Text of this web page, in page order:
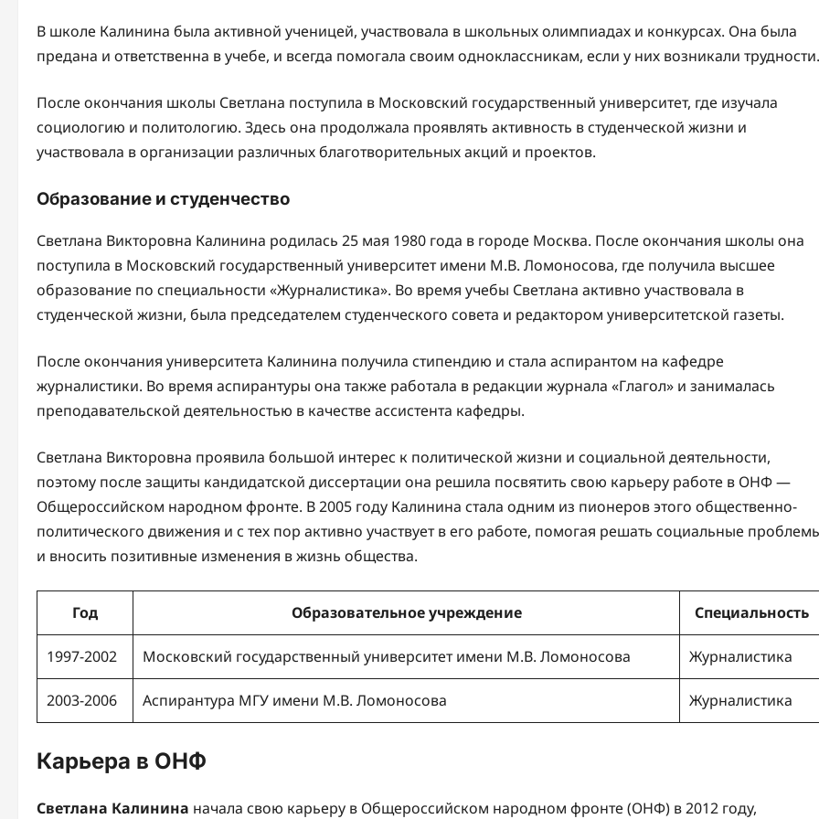
В школе Калинина была активной ученицей, участвовала в школьных олимпиадах и конкурсах. Она была
предана и ответственна в учебе, и всегда помогала своим одноклассникам, если у них возникали трудности.
После окончания школы Светлана поступила в Московский государственный университет, где изучала
социологию и политологию. Здесь она продолжала проявлять активность в студенческой жизни и
участвовала в организации различных благотворительных акций и проектов.
Образование и студенчество
Светлана Викторовна Калинина родилась 25 мая 1980 года в городе Москва. После окончания школы она
поступила в Московский государственный университет имени М.В. Ломоносова, где получила высшее
образование по специальности «Журналистика». Во время учебы Светлана активно участвовала в
студенческой жизни, была председателем студенческого совета и редактором университетской газеты.
После окончания университета Калинина получила стипендию и стала аспирантом на кафедре
журналистики. Во время аспирантуры она также работала в редакции журнала «Глагол» и занималась
преподавательской деятельностью в качестве ассистента кафедры.
Светлана Викторовна проявила большой интерес к политической жизни и социальной деятельности,
поэтому после защиты кандидатской диссертации она решила посвятить свою карьеру работе в ОНФ —
Общероссийском народном фронте. В 2005 году Калинина стала одним из пионеров этого общественно-
политического движения и с тех пор активно участвует в его работе, помогая решать социальные
и вносить позитивные изменения в жизнь общества.
Год Образовательное учреждение Специальность
1997-2002 Московский государственный университет имени М.В. Ломоносова Журналистика
2003-2006 Аспирантура МГУ имени М.В. Ломоносова Журналистика
Карьера в ОНФ
Светлана Калинина начала свою карьеру в Общероссийском народном фронте (ОНФ) в 2012 году,